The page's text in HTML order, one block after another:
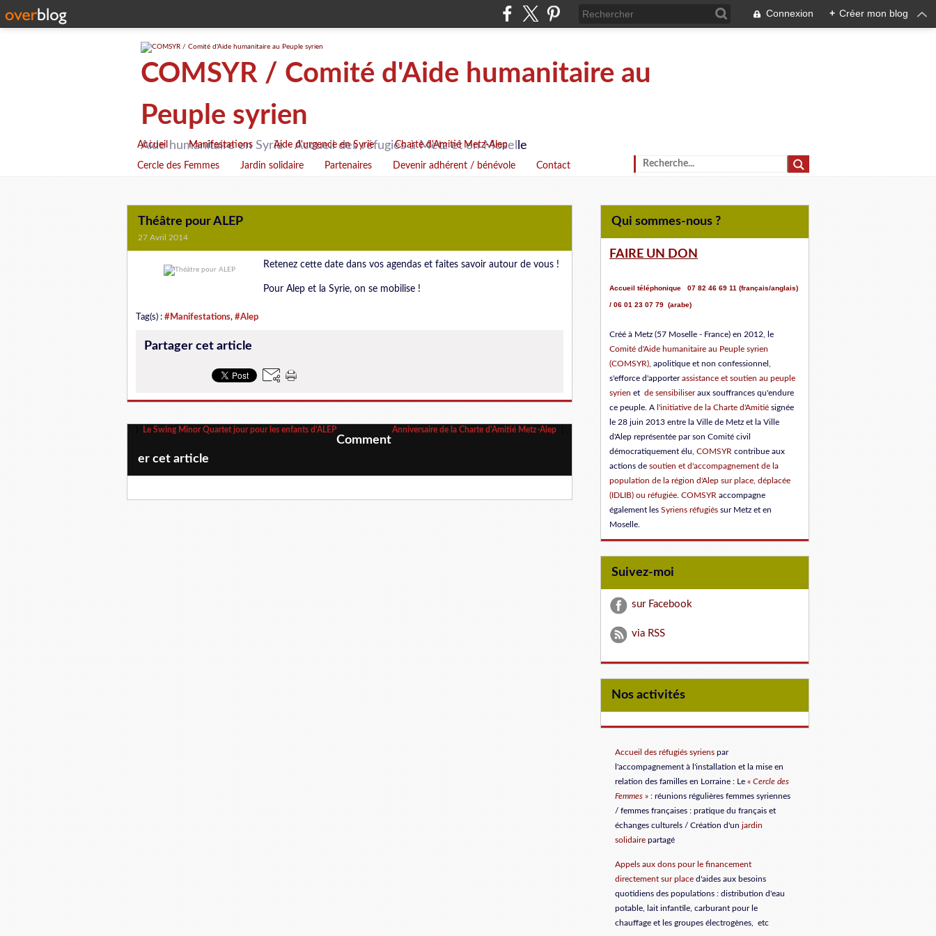
Connexion + Créer mon blog
COMSYR / Comité d'Aide humanitaire au
Peuple syrien
Aide humanitaire en Syrie - Accueil des réfugiés à Metz et en Moselle
Accueil Manifestations Aide d'urgence en Syrie Charte d'Amitié Metz-Alep
Cercle des Femmes Jardin solidaire Partenaires Devenir adhérent / bénévole Contact
Théâtre pour ALEP
27 Avril 2014
Retenez cette date dans vos agendas et faites savoir autour de vous !
Pour Alep et la Syrie, on se mobilise !
Tag(s) : #Manifestations, #Alep
Partager cet article
Le Swing Minor Quartet jour pour les enfants d'ALEP Anniversaire de la Charte d'Amitié Metz-Alep
Comment
er cet article
Qui sommes-nous ?
FAIRE UN DON
Accueil téléphonique 07 82 46 69 11 (français/anglais)
/ 06 01 23 07 79 (arabe)
Créé à Metz (57 Moselle - France) en 2012, le
Comité d'Aide humanitaire au Peuple syrien
(COMSYR) , apolitique et non confessionnel,
s'efforce d'apporterassistance et soutien au peuple
syrien et de sensibiliseraux souffrances qu'endure
ce peuple. A l'initiative de la Charte d'Amitié signée
le 28 juin 2013 entre la Ville de Metz et la Ville
d'Alep représentée par son Comité civil
démocratiquement élu COMSYR contribue aux
actions de soutien et d'accompagnement de la
population de la région d'Alep sur place, déplacée
(IDLIB) ou réfugiée. COMSYR accompagne
également les Syriens réfugiés sur Metz et en
Moselle.
Suivez-moi
sur Facebook
via RSS
Nos activités
Accueil des réfugiés syrienspar
l'accompagnement à l'installation et la mise en
relation des familles en Lorraine: Le « Cercle des
Femmes »: réunions régulières femmes syriennes
/ femmes françaises : pratique du français et
échanges culturels / Création d'un jardin
solidairepartagé
Appels aux dons pour le financement
directement sur placed'aides aux besoins
quotidiens des populations : distribution d'eau
potable, lait infantile, carburant pour le
chauffage et les groupes électrogènes, etc